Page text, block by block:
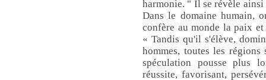
harmonie. " Il se révèle
Dans le domaine humain,
confère au monde la paix
« Tandis qu'il s'élève,
hommes, toutes les
spéculation pousse plus
réussite, favorisant,